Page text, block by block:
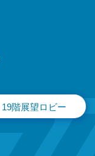
19階展望ロビー